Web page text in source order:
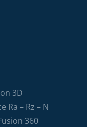
3D
Ra – Rz – N
360